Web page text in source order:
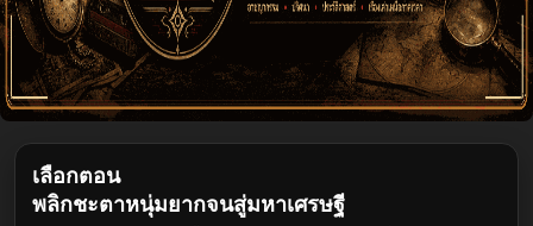
เลือกตอน
พลิกชะตาหนุ่มยากจนสู่มหาเศรษฐี